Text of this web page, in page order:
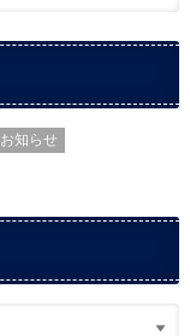
お知らせ